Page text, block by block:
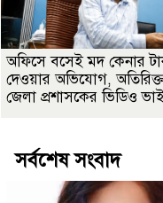
অফিসে বসেই মদ কেনার
দেওয়ার অভিযোগ, অতিরিক্ত
জেলা প্রশাসকের ভিডিও
সর্বশেষ সংবাদ